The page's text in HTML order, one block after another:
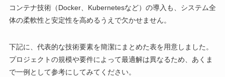
コンテナ技術（Docker、Kubernetesなど）の導入も、システム全
体の柔軟性と安定性を高めるうえで欠かせません。
下記に、代表的な技術要素を簡潔にまとめた表を用意しました。
プロジェクトの規模や要件によって最適解は異なるため、あくま
で一例として参考にしてみてください。